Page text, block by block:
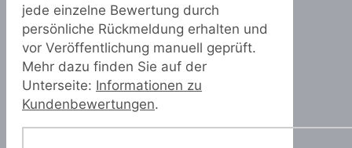
jede einzelne Bewertung durch
persönliche Rückmeldung erhalten und
vor Veröffentlichung manuell geprüft.
Mehr dazu finden Sie auf der
Unterseite: Informationen zu
Kundenbewertungen.